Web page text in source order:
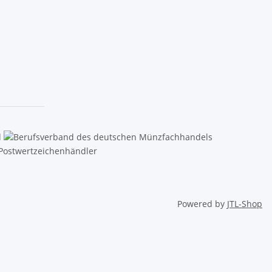
Powered by JTL-Shop